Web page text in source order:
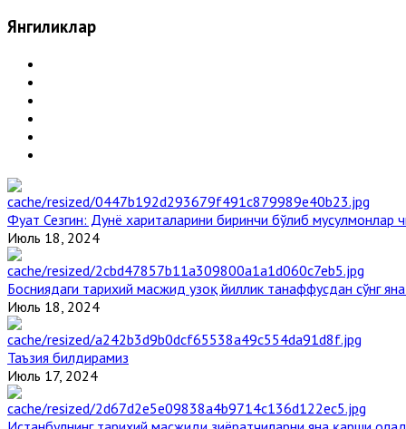
Янгиликлар
Фуат Сезгин: Дунё хариталарини биринчи бўлиб мусулмонлар
Июль 18, 2024
Босниядаги тарихий масжид узоқ йиллик танаффусдан сўнг
Июль 18, 2024
Таъзия билдирамиз
Июль 17, 2024